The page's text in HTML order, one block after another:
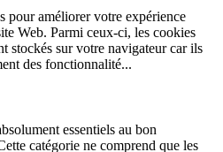
pour améliorer votre expérience
Web. Parmi ceux-ci, les cookies
stockés sur votre navigateur car ils
des fonctionnalité...
essentiels au bon
catégorie ne comprend que les